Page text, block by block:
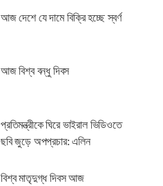
আজ দেশে যে দামে বিক্রি হচ্ছে স্বর্ণ
আজ বিশ্ব বন্ধু দিবস
প্রতিমন্ত্রীকে ঘিরে ভাইরাল ভিডিওতে
ছবি জুড়ে অপপ্রচার: এলিন
বিশ্ব মাতৃদুগ্ধ দিবস আজ